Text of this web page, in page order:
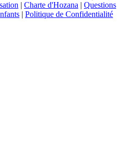
| Charte d'Hozana | Questions
| Politique de Confidentialité